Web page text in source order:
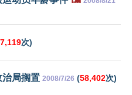
次)
治局搁置 2008/7/26 (58,402次)